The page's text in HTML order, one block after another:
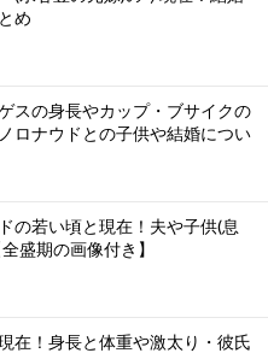
め
スの身長やカップ・ブサイクの
ロナウドとの子供や結婚につい
の若い頃と現在！夫や子供(息
盛期の画像付き】
在！身長と体重や激太り・彼氏